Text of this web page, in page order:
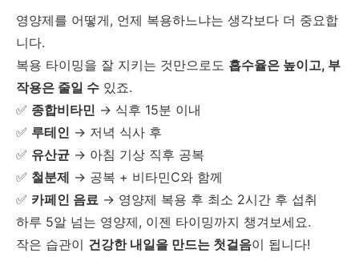
영양제를 어떻게, 언제 복용하느냐는 생각보다 더 중요합
니다.
복용 타이밍을 잘 지키는 것만으로도 흡수율은 높이고, 부
작용은 줄일 수 있죠.
✅ 종합비타민 → 식후 15분 이내
✅ 루테인 → 저녁 식사 후
✅ 유산균 → 아침 기상 직후 공복
✅ 철분제 → 공복 + 비타민C와 함께
✅ 카페인 음료 → 영양제 복용 후 최소 2시간 후 섭취
하루 5알 넘는 영양제, 이젠 타이밍까지 챙겨보세요.
작은 습관이 건강한 내일을 만드는 첫걸음이 됩니다!